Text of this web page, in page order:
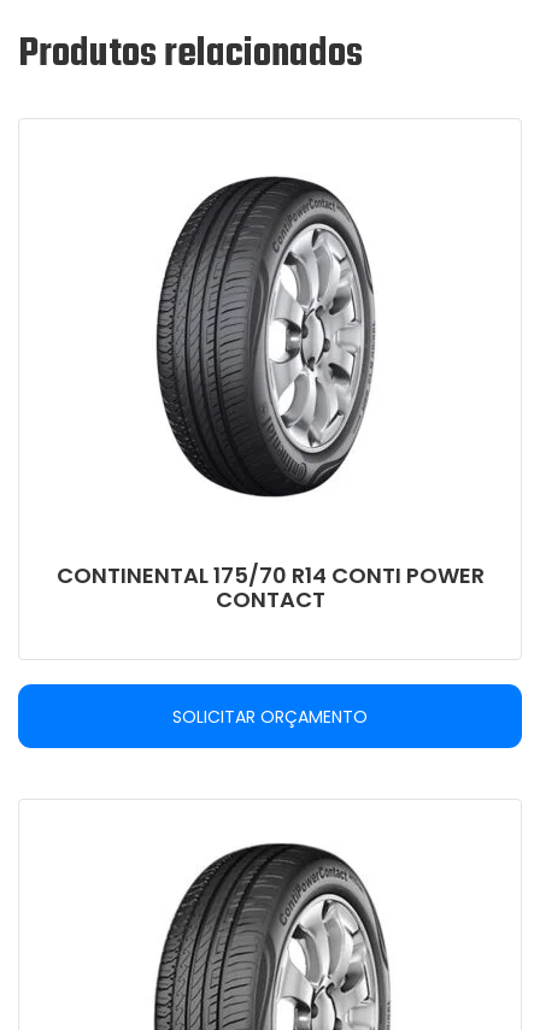
Produtos relacionados
CONTINENTAL 175/70 R14 CONTI POWER
CONTACT
SOLICITAR ORÇAMENTO